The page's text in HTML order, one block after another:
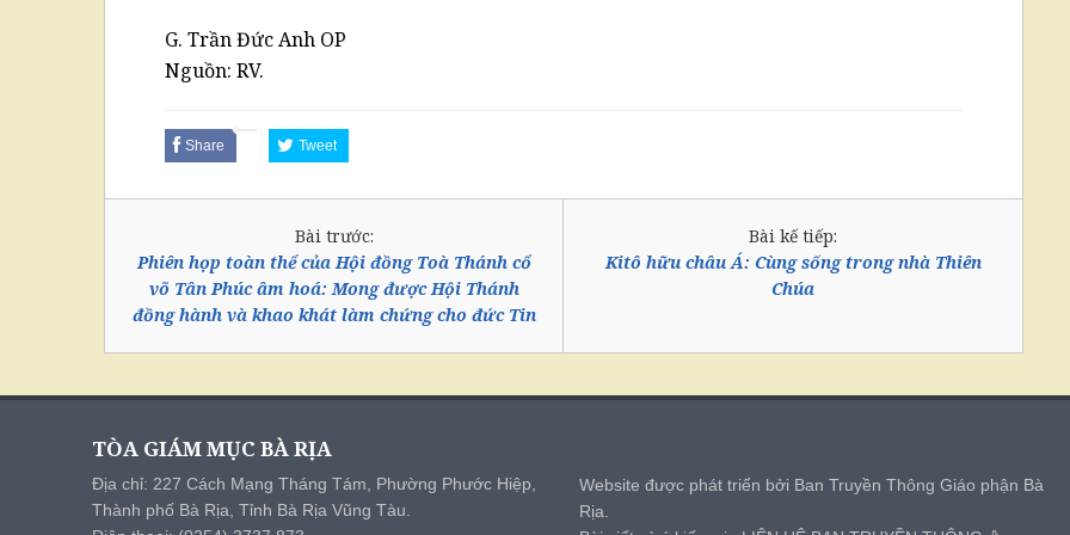
G. Trần Đức Anh OP
Nguồn: RV.
Share Tweet
Bài trước:
Phiên họp toàn thể của Hội đồng Toà Thánh cổ
võ Tân Phúc âm hoá: Mong được Hội Thánh
đồng hành và khao khát làm chứng cho đức Tin
Bài kế tiếp:
Kitô hữu châu Á: Cùng sống trong nhà Thiên
Chúa
TÒA GIÁM MỤC BÀ RỊA
Địa chỉ: 227 Cách Mạng Tháng Tám, Phường Phước Hiệp,
Thành phố Bà Rịa, Tỉnh Bà Rịa Vũng Tàu.
Website được phát triển bởi Ban Truyền Thông Giáo phận Bà
Rịa.